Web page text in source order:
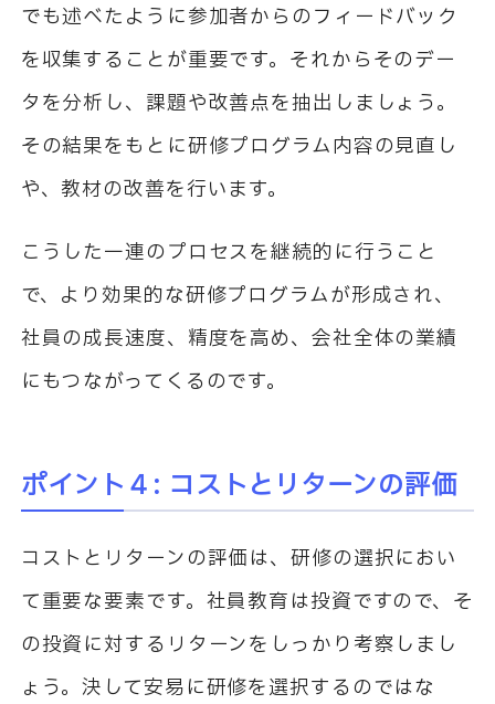
でも述べたように参加者からのフィードバック
を収集することが重要です。それからそのデー
タを分析し、課題や改善点を抽出しましょう。
その結果をもとに研修プログラム内容の見直し
や、教材の改善を行います。
こうした一連のプロセスを継続的に行うこと
で、より効果的な研修プログラムが形成され、
社員の成長速度、精度を高め、会社全体の業績
にもつながってくるのです。
ポイント４: コストとリターンの評価
コストとリターンの評価は、研修の選択におい
て重要な要素です。社員教育は投資ですので、そ
の投資に対するリターンをしっかり考察しまし
ょう。決して安易に研修を選択するのではな